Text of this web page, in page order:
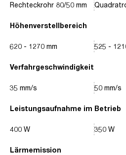
Höhenverstellbereich
Verfahrgeschwindigkeit
Leistungsaufnahme im Betrieb
Lärmemission
Rechteckrohr 80/50 mm
620 - 1270 mm
35 mm/s
400 W
525 -
50 mm/s
350 W